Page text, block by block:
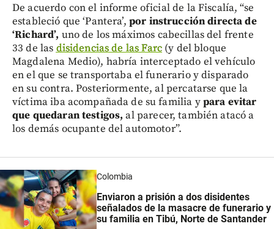
De acuerdo con el informe oficial de la Fiscalía, “se
estableció que ‘Pantera’, por instrucción directa de
‘Richard’, uno de los máximos cabecillas del frente
33 de las disidencias de las Farc(y del bloque
Magdalena Medio), habría interceptado el vehículo
en el que se transportaba el funerario y disparado
en su contra. Posteriormente, al percatarse que la
víctima iba acompañada de su familia ypara evitar
que quedaran testigos, al parecer, también atacó a
los demás ocupante del automotor”.
Colombia
Enviaron a prisión a dos disidentes
señalados de la masacre de funerario y
su familia en Tibú, Norte de Santander